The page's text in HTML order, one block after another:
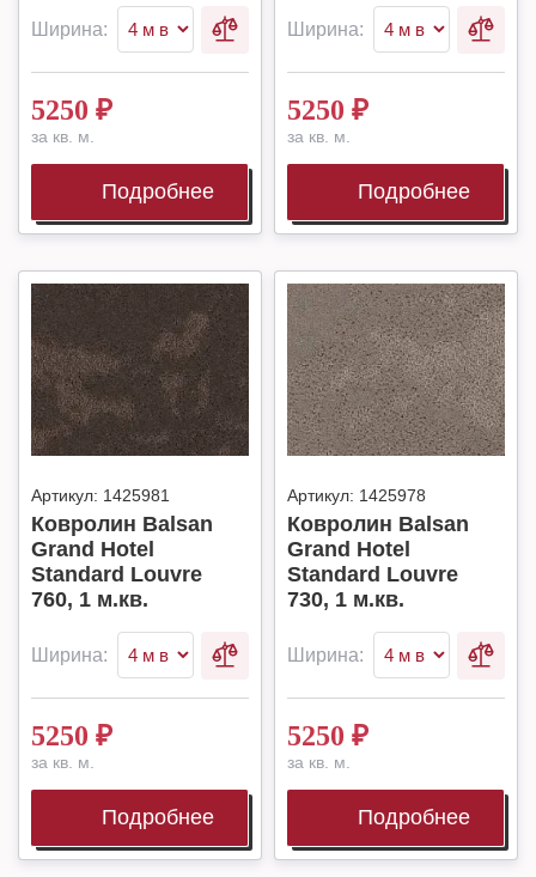
Ширина:
5250 ₽
за кв. м.
Подробнее
Ширина:
5250 ₽
за кв. м.
Подробнее
Артикул: 1425981
Ковролин Balsan
Grand Hotel
Standard Louvre
760, 1 м.кв.
Ширина:
5250 ₽
за кв. м.
Подробнее
Артикул: 1425978
Ковролин Balsan
Grand Hotel
Standard Louvre
730, 1 м.кв.
Ширина:
5250 ₽
за кв. м.
Подробнее